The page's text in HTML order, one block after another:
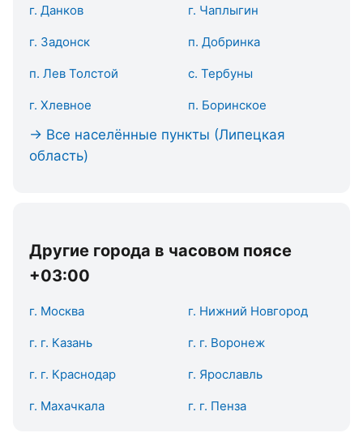
г. Данков г. Чаплыгин
г. Задонск п. Добринка
п. Лев Толстой с. Тербуны
г. Хлевное п. Боринское
→ Все населённые пункты (Липецкая
область)
Другие города в часовом поясе
+03:00
г. Москва г. Нижний Новгород
г. г. Казань г. г. Воронеж
г. г. Краснодар г. Ярославль
г. Махачкала г. г. Пенза